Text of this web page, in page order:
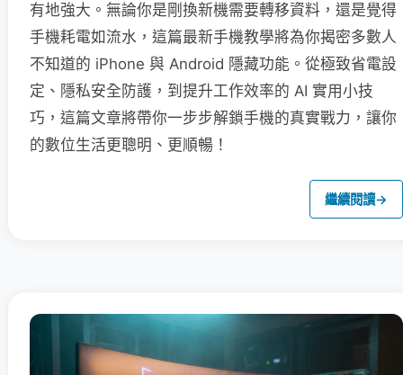
有地強大。無論你是剛換新機需要轉移資料，還是覺得
手機耗電如流水，這篇最新手機教學將為你揭密多數人
不知道的 iPhone 與 Android 隱藏功能。從極致省電設
定、隱私安全防護，到提升工作效率的 AI 實用小技
巧，這篇文章將帶你一步步解鎖手機的真實戰力，讓你
的數位生活更聰明、更順暢！
繼續閱讀→